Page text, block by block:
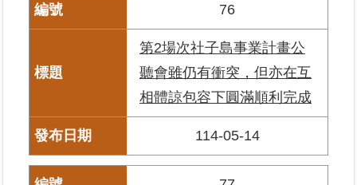
開
放
告
76
第2場次社子島事業計畫公
聽會雖仍有衝突，但亦在互
相體諒包容下圓滿順利完成
114-05-14